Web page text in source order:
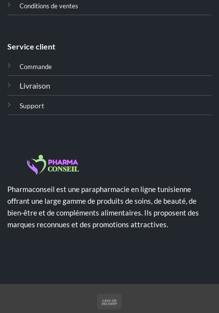
Conditions de ventes
Service client
Commande
Livraison
Support
Pharmaconseil est une parapharmacie en ligne tunisienne
offrant une large gamme de produits de soins, de beauté, de
bien-être et de compléments alimentaires. Ils proposent des
marques reconnues et des promotions attractives.